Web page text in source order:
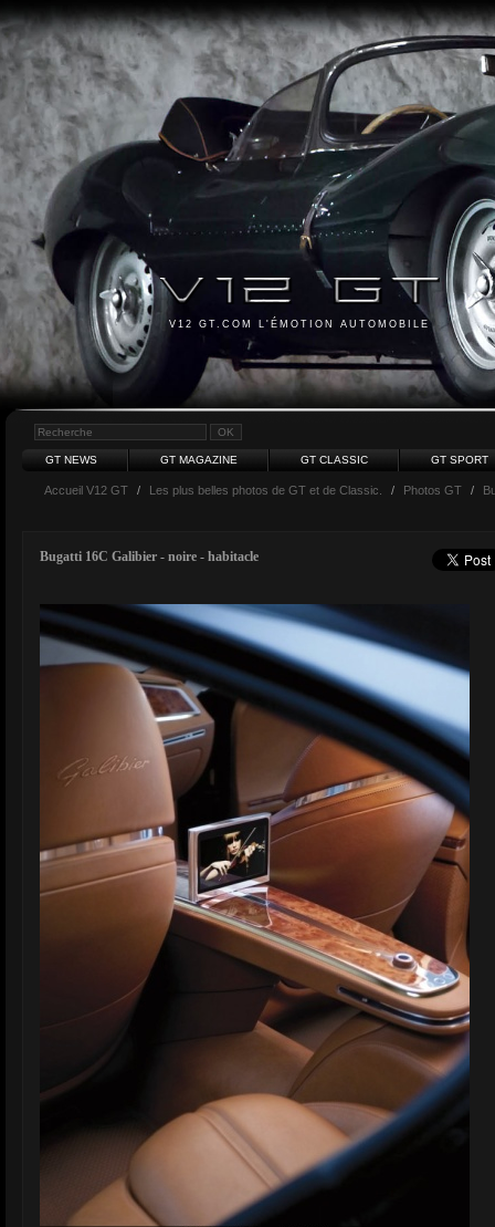
V12 GT.COM L'ÉMOTION AUTOMOBILE
GT NEWS GT MAGAZINE GT CLASSIC GT SPORT
Accueil V12 GT / Les plus belles photos de GT et de Classic. / Photos GT /
Bugatti 16C Galibier - noire - habitacle